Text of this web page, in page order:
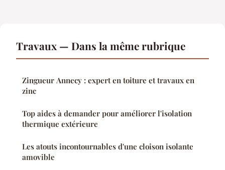
Travaux — Dans la même rubrique
Zingueur Annecy : expert en toiture et travaux en
zinc
Top aides à demander pour améliorer l'isolation
thermique extérieure
Les atouts incontournables d'une cloison isolante
amovible